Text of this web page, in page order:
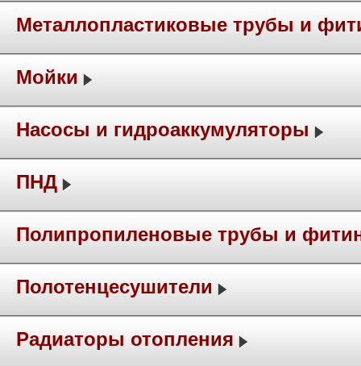
Металлопластиковые трубы и
Мойки
Насосы и гидроаккумуляторы
ПНД
Полипропиленовые трубы и
Полотенцесушители
Радиаторы отопления